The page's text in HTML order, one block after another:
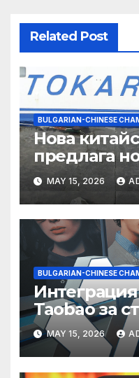
Related Post
BULGARIAN-CHINESE
Нова
предлага
MAY 15, 2026
BULGARIAN-CHINESE
Taobao за
MAY 15, 2026